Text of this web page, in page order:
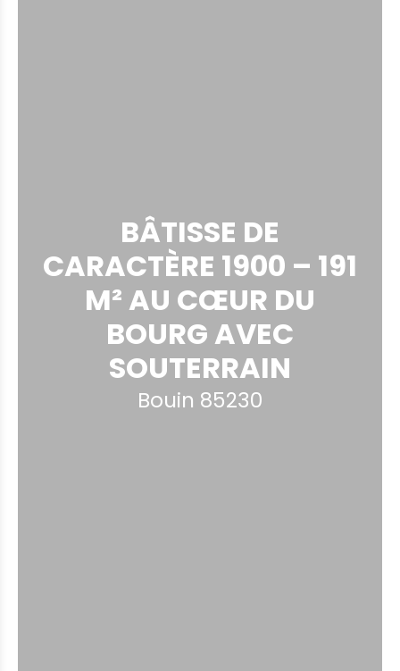
BÂTISSE DE
CARACTÈRE 1900 – 191
M² AU CŒUR DU
BOURG AVEC
SOUTERRAIN
Bouin 85230